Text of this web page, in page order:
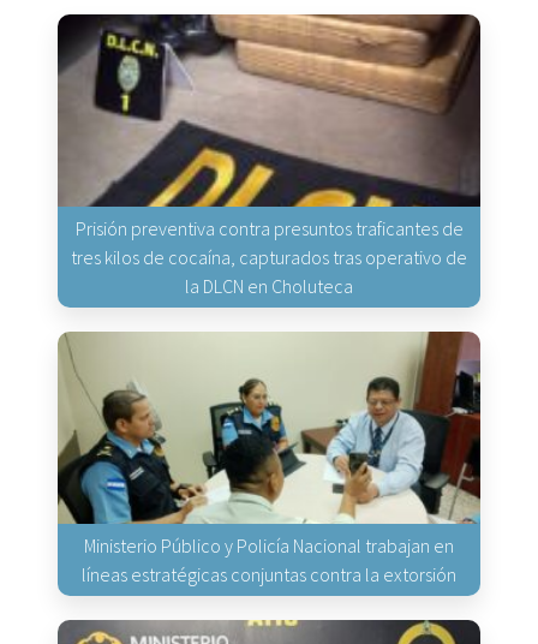
Prisión preventiva contra presuntos traficantes de
tres kilos de cocaína, capturados tras operativo de
la DLCN en Choluteca
Ministerio Público y Policía Nacional trabajan en
líneas estratégicas conjuntas contra la extorsión